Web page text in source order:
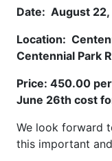
Date: August
Location:
Centennial Park
Price: 450.00
June 26th cost
We look forward
this important